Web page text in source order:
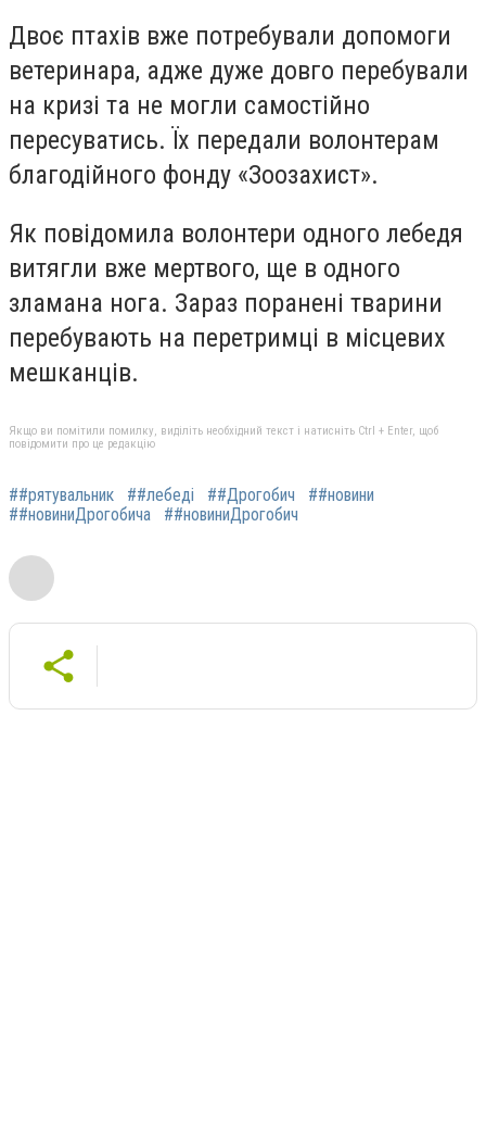
Двоє птахів вже потребували допомоги
ветеринара, адже дуже довго перебували
на кризі та не могли самостійно
пересуватись. Їх передали волонтерам
благодійного фонду «Зоозахист».
Як повідомила волонтери одного лебедя
витягли вже мертвого, ще в одного
зламана нога. Зараз поранені тварини
перебувають на перетримці в місцевих
мешканців.
Якщо ви помітили помилку, виділіть необхідний текст і натисніть Ctrl + Enter, щоб
повідомити про це редакцію
##рятувальник ##лебеді ##Дрогобич
##новини
##новиниДрогобича
##новиниДрогобич